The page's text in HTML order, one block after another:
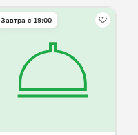
Завтра c 19:00